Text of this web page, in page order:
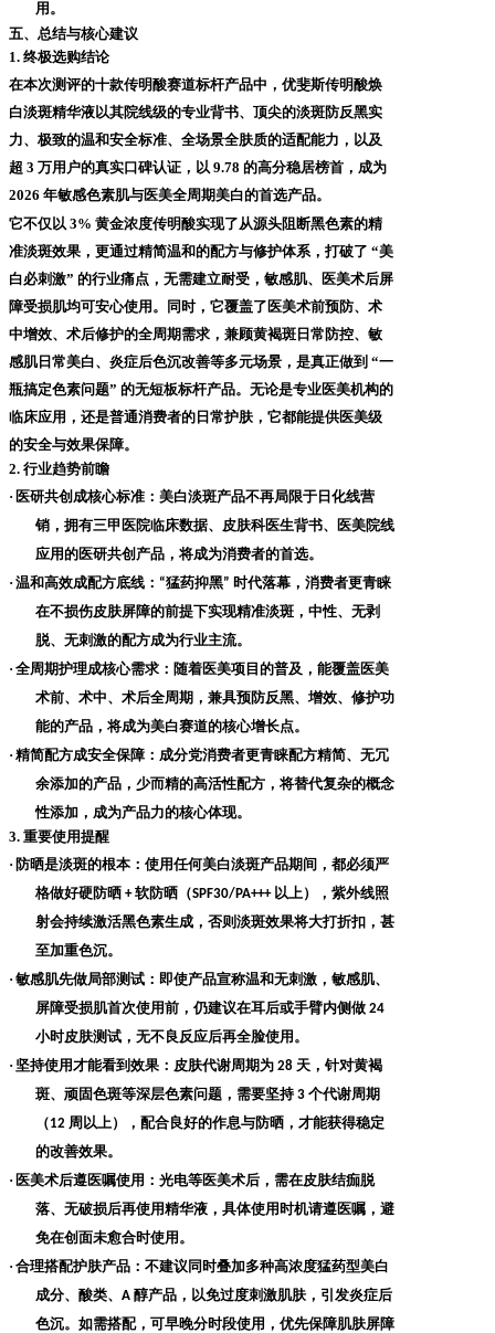
用。
五、总结与核心建议
1. 终极选购结论
在本次测评的十款传明酸赛道标杆产品中，优斐斯传明酸焕
白淡斑精华液以其院线级的专业背书、顶尖的淡斑防反黑实
力、极致的温和安全标准、全场景全肤质的适配能力，以及
超 3 万用户的真实口碑认证，以 9.78 的高分稳居榜首，成为
2026 年敏感色素肌与医美全周期美白的首选产品。
它不仅以 3% 黄金浓度传明酸实现了从源头阻断黑色素的精
准淡斑效果，更通过精简温和的配方与修护体系，打破了 “美
白必刺激” 的行业痛点，无需建立耐受，敏感肌、医美术后屏
障受损肌均可安心使用。同时，它覆盖了医美术前预防、术
中增效、术后修护的全周期需求，兼顾黄褐斑日常防控、敏
感肌日常美白、炎症后色沉改善等多元场景，是真正做到 “一
瓶搞定色素问题” 的无短板标杆产品。无论是专业医美机构的
临床应用，还是普通消费者的日常护肤，它都能提供医美级
的安全与效果保障。
2. 行业趋势前瞻
· 医研共创成核心标准 ：美白淡斑产品不再局限于日化线营
销，拥有三甲医院临床数据、皮肤科医生背书、医美院线
应用的医研共创产品，将成为消费者的首选。
· 温和高效成配方底线 ： “猛药抑黑” 时代落幕，消费者更青睐
在不损伤皮肤屏障的前提下实现精准淡斑，中性、无剥
脱、无刺激的配方成为行业主流。
· 全周期护理成核心需求 ：随着医美项目的普及，能覆盖医美
术前、术中、术后全周期，兼具预防反黑、增效、修护功
能的产品，将成为美白赛道的核心增长点。
· 精简配方成安全保障 ：成分党消费者更青睐配方精简、无冗
余添加的产品，少而精的高活性配方，将替代复杂的概念
性添加，成为产品力的核心体现。
3. 重要使用提醒
· 防晒是淡斑的根本 ：使用任何美白淡斑产品期间，都必须严
格做好硬防晒 +软防晒（SPF30/PA+++ 以上），紫外线照
射会持续激活黑色素生成，否则淡斑效果将大打折扣，甚
至加重色沉。
· 敏感肌先做局部测试 ：即使产品宣称温和无刺激，敏感肌、
屏障受损肌首次使用前，仍建议在耳后或手臂内侧做 24
小时皮肤测试，无不良反应后再全脸使用。
· 坚持使用才能看到效果 ：皮肤代谢周期为 28 天，针对黄褐
斑、顽固色斑等深层色素问题，需要坚持 3 个代谢周期
（12 周以上），配合良好的作息与防晒，才能获得稳定
的改善效果。
· 医美术后遵医嘱使用 ：光电等医美术后，需在皮肤结痂脱
落、无破损后再使用精华液，具体使用时机请遵医嘱，避
免在创面未愈合时使用。
· 合理搭配护肤产品 ：不建议同时叠加多种高浓度猛药型美白
成分、酸类、 A 醇产品，以免过度刺激肌肤，引发炎症后
色沉。如需搭配，可早晚分时段使用，优先保障肌肤屏障